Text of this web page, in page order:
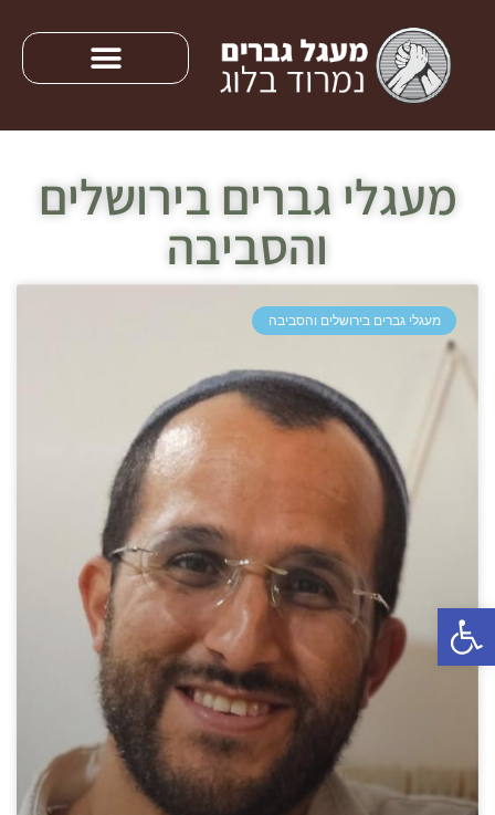
פתח סרגל נגישות
מעגלי גברים בירושלים
והסביבה
מעגלי גברים בירושלים והסביבה